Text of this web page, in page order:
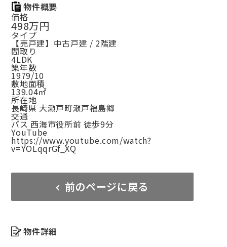
物件概要
価格
498万円
タイプ
【売戸建】中古戸建 / 2階建
間取り
4LDK
築年数
1979/10
敷地面積
139.04㎡
所在地
長崎県 大瀬戸町瀬戸福島郷
交通
バス 西海市役所前 徒歩9分
YouTube
https://www.youtube.com/watch?
v=YOLqqrGf_XQ
前のページに戻る
物件詳細